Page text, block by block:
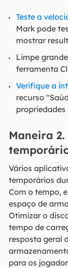
Teste a
Mark pode
mostrar
Limpe
ferramenta
Verifique a
recurso
propriedades
Maneira
Vários
temporários
Com o tempo,
espaço de
Otimizar o
tempo de
resposta geral
para os